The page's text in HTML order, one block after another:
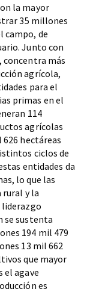
la mayor
35 millones
campo, de
Junto con
concentra más
agrícola,
para el
primas en el
114
agrícolas
hectáreas
ciclos de
entidades da
lo que las
y la
liderazgo
se sustenta
194 mil 479
13 mil 662
que mayor
el agave
es